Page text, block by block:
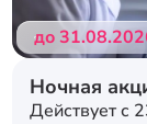
до
Ночная
Действует с